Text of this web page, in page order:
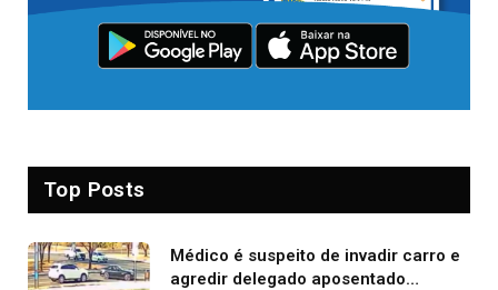
Top Posts
Médico é suspeito de invadir carro e
agredir delegado aposentado